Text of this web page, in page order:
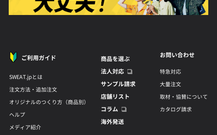
ご利用ガイド
SWEAT.jpとは
注文方法・追加注文
オリジナルのつくり方（商品別）
ヘルプ
メディア紹介
商品を選ぶ
法人対応
サンプル請求
店舗リスト
コラム
海外発送
お問い合わせ
特急対応
大量注文
取材・協賛について
カタログ請求